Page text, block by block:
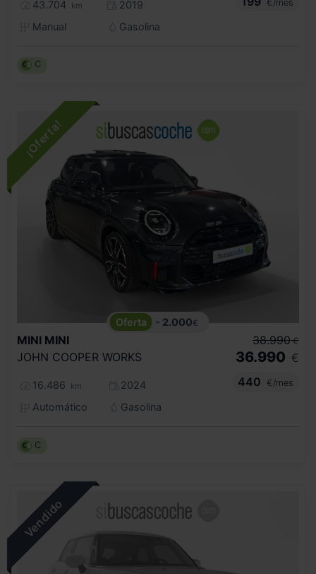
43.704 km
2019
Manual
Gasolina
€/mes
C
- 2.000€
MINI MINI
JOHN COOPER WORKS
16.486 km
2024
Automático
Gasolina
38.990 €
36.990 €
440
€/mes
C